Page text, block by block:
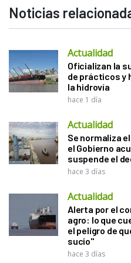
Noticias
Actualidad
Oficializan la
de prácticos y
la hidrovía
hace 1 día
Actualidad
Se normaliza
el Gobierno
suspende el
hace 3 días
Actualidad
Alerta por el
agro: lo que
el peligro de
sucio"
hace 3 días